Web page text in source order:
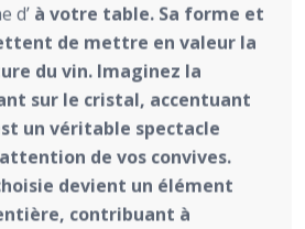
d’ à votre table. Sa forme et
de mettre en valeur la
du vin. Imaginez la
sur le cristal, accentuant
un véritable spectacle
de vos convives.
devient un élément
contribuant à